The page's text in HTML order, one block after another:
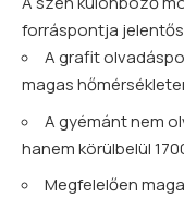
forráspontja
A grafit
magas
A gyémánt nem
hanem körülbelül
Megfelelően